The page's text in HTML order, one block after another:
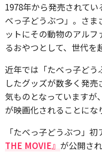
1978年から発売されて
べっ子どうぶつ」。さ
ットにその動物のアル
るおやつとして、世代を
近年では「たべっ子どう
したグッズが数多く発
気ものとなっていますが
が映画化されることにな
「たべっ子どうぶつ」
THE MOVIE』 が公開さ